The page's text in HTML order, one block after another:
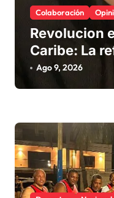
r
a
d
a
s
Colaboración
Revolucion
Caribe: La
promete
Ago 9, 2026